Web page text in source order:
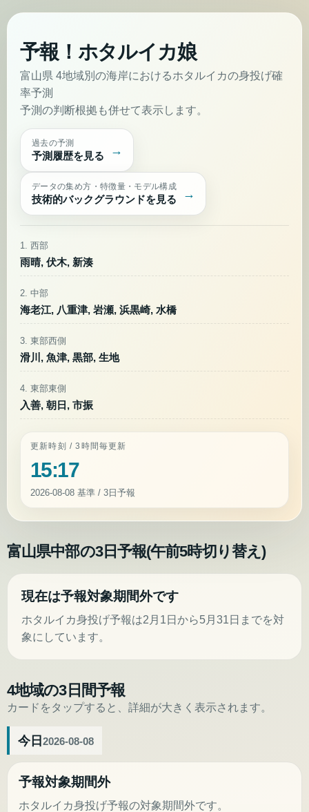
予報！ホタルイカ娘
富山県 4地域別の海岸におけるホタルイカの身投げ確
率予測
予測の判断根拠も併せて表示します。
過去の予測
予測履歴を見る
データの集め方・特徴量・モデル構成
技術的バックグラウンドを見る
1. 西部
雨晴, 伏木, 新湊
2. 中部
海老江, 八重津, 岩瀬, 浜黒崎, 水橋
3. 東部西側
滑川, 魚津, 黒部, 生地
4. 東部東側
入善, 朝日, 市振
更新時刻 / 3時間毎更新
15:17
2026-08-08 基準 / 3日予報
富山県中部の3日予報(午前5時切り替え)
現在は予報対象期間外です
ホタルイカ身投げ予報は2月1日から5月31日までを対
象にしています。
4地域の3日間予報
カードをタップすると、詳細が大きく表示されます。
今日 2026-08-08
予報対象期間外
ホタルイカ身投げ予報の対象期間外です。